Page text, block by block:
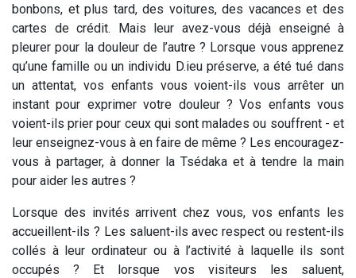
bonbons, et plus tard, des voitures, des vacances et des
cartes de crédit. Mais leur avez-vous déjà enseigné à
pleurer pour la douleur de l’autre ? Lorsque vous apprenez
qu’une famille ou un individu D.ieu préserve, a été tué dans
un attentat, vos enfants vous voient-ils vous arrêter un
instant pour exprimer votre douleur ? Vos enfants vous
voient-ils prier pour ceux qui sont malades ou souffrent - et
leur enseignez-vous à en faire de même ? Les encouragez-
vous à partager, à donner la Tsédaka et à tendre la main
pour aider les autres ?
Lorsque des invités arrivent chez vous, vos enfants les
accueillent-ils ? Les saluent-ils avec respect ou restent-ils
collés à leur ordinateur ou à l’activité à laquelle ils sont
occupés ? Et lorsque vos visiteurs les saluent,